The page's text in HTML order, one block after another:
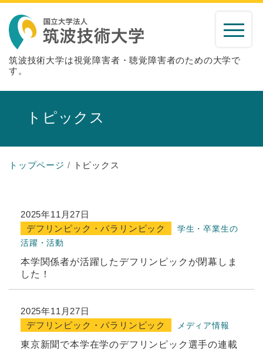
筑波技術大学は視覚障害者・聴覚障害者のための大学で
す。
トピックス
トップページ トピックス
2025年11月27日
デフリンピック・パラリンピック
学生・卒業生の
活躍・活動
本学関係者が活躍したデフリンピックが閉幕しま
した！
2025年11月27日
デフリンピック・パラリンピック
メディア情報
東京新聞で本学在学のデフリンピック選手の連載